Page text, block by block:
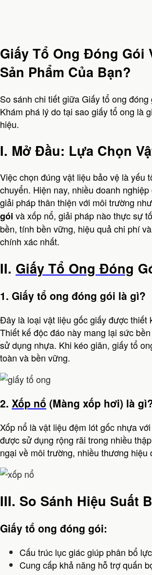
Giấy Tổ Ong Đóng Gói
Sản Phẩm Của Bạn?
So sánh chi tiết giữa Giấy tổ ong
Khám phá lý do tại sao giấy tổ ong là
hiệu.
I. Mở Đầu: Lựa Chọn
Việc chọn đúng vật liệu bảo vệ là yếu
chuyển. Hiện nay, nhiều doanh
giải pháp thân thiện với môi trường
gói và xốp nổ, giải pháp nào thực sự
bền, tính bền vững, hiệu quả chi phí
chính xác nhất.
II. Giấy Tổ Ong Đóng
1. Giấy tổ ong đóng gói là gì?
Đây là loại vật liệu gốc giấy được thiết
Thiết kế độc đáo này mang lại sức
sử dụng nhựa. Khi kéo giãn, giấy tổ
toàn và bền vững.
2. Xốp nổ (Màng xốp hơi) là
Xốp nổ là vật liệu đệm lót gốc nhựa
được sử dụng rộng rãi trong nhiều
ngại về môi trường, nhiều thương
III. So Sánh Hiệu Suất
Giấy tổ ong đóng gói:
Cấu trúc lục giác giúp phân bổ
Cung cấp khả năng hỗ trợ quấn